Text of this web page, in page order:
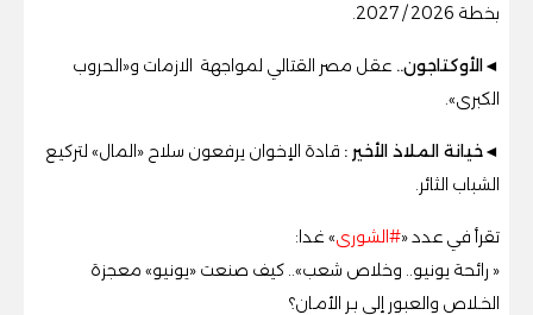
بخطة 2026 / 2027.
◄الأوكتاجون.. عقل مصر القتالي لمواجهة الازمات و«الحروب
الكبرى».
◄خيانة الملاذ الأخير : قادة الإخوان يرفعون سلاح «المال» لتركيع
الشباب الثائر.
تقرأ في عدد «#الشورى» غدا:
« رائحة يونيو.. وخلاص شعب».. كيف صنعت «يونيو» معجزة
الخـلاص والعبور إلى بـر الأمـان؟